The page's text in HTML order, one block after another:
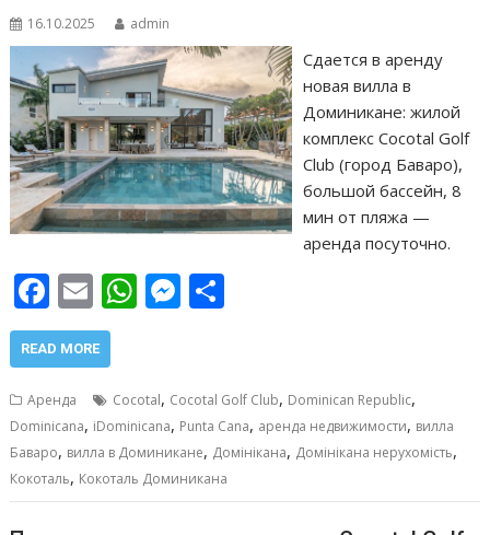
16.10.2025 admin
Сдается в аренду
новая вилла в
Доминикане: жилой
комплекс Cocotal Golf
Club (город Баваро),
большой бассейн, 8
мин от пляжа —
аренда посуточно.
F
ac
e
b
o
o
k
E
m
ai
l
W
s
A
p
p
M
e
n
g
er
р
а
в
и
READ MORE
Аренда Cocotal, Cocotal Golf Club, Dominican Republic,
Dominicana, iDominicana, Punta Cana, аренда недвижимости, вилла
Баваро, вилла в Доминикане, Домінікана, Домінікана нерухомість,
Кокоталь, Кокоталь Доминикана